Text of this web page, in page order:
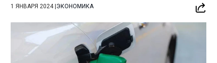
1 ЯНВАРЯ 2024|ЭКОНОМИКА